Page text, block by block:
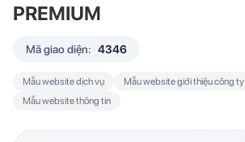
PREMIUM
Mã giao diện: 4346
Mẫu website dịch vụ
Mẫu website giới thiệu công ty
Mẫu website thông tin